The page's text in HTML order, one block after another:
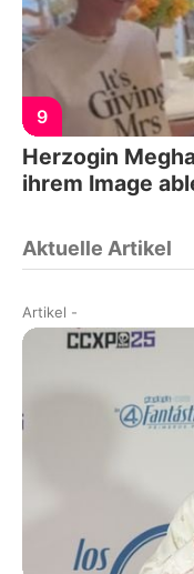
9
Herzogin
ihrem Image
Aktuelle Artikel
Artikel -